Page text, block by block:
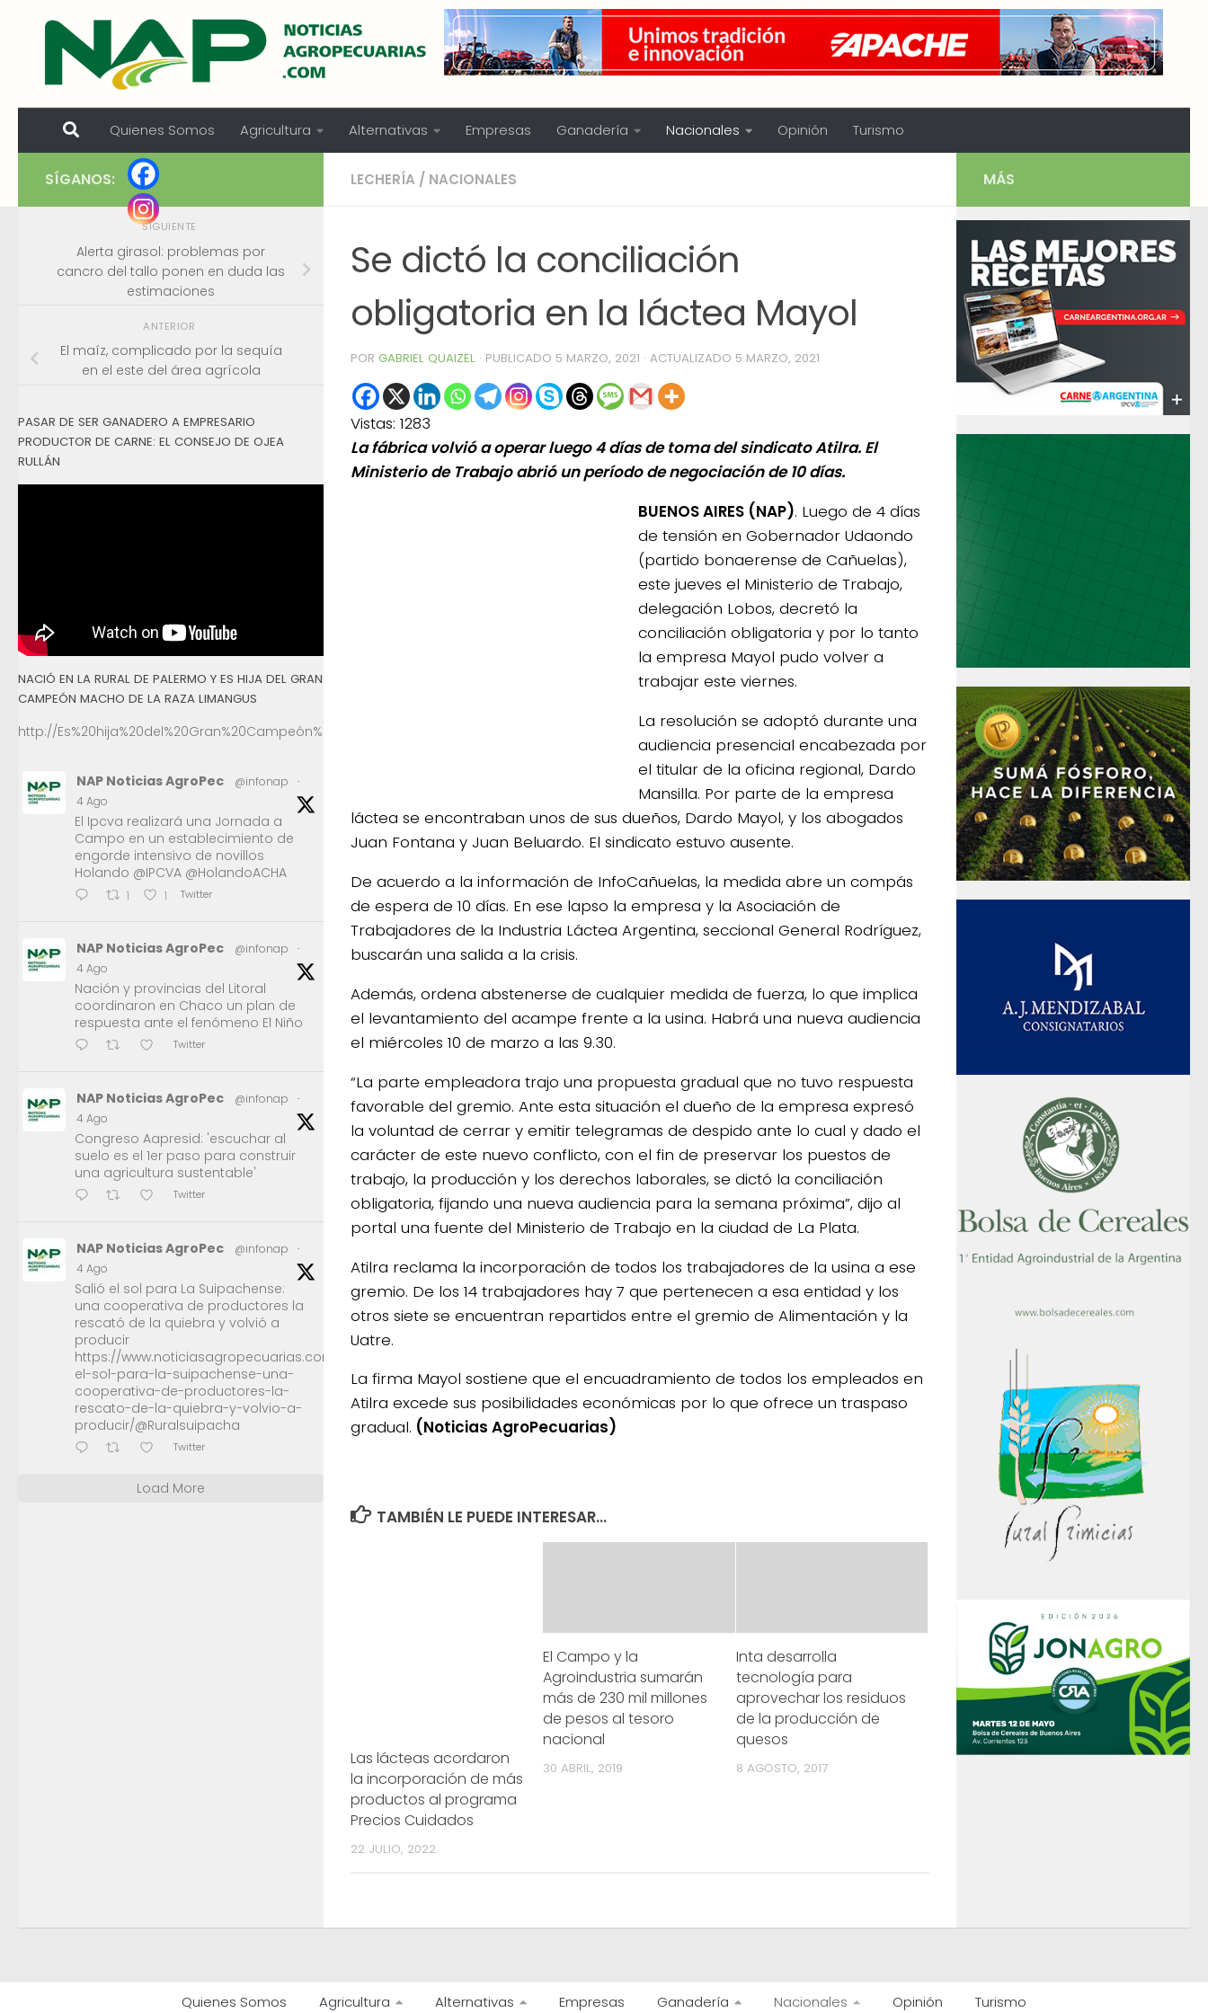
Skip to content
Quienes Somos Agricultura Alternativas Empresas Ganadería Nacionales Opinión Turismo
LECHERÍA / NACIONALES
Se dictó la conciliación
obligatoria en la láctea Mayol
POR GABRIEL QUAIZEL · PUBLICADO 5 MARZO, 2021 · ACTUALIZADO 5 MARZO, 2021
Vistas: 1283
La fábrica volvió a operar luego 4 días de toma del sindicato Atilra. El
Ministerio de Trabajo abrió un período de negociación de 10 días.
BUENOS AIRES (NAP). Luego de 4 días
de tensión en Gobernador Udaondo
(partido bonaerense de Cañuelas),
este jueves el Ministerio de Trabajo,
delegación Lobos, decretó la
conciliación obligatoria y por lo tanto
la empresa Mayol pudo volver a
trabajar este viernes.
La resolución se adoptó durante una
audiencia presencial encabezada por
el titular de la oficina regional, Dardo
Mansilla. Por parte de la empresa
láctea se encontraban unos de sus dueños, Dardo Mayol, y los abogados
Juan Fontana y Juan Beluardo. El sindicato estuvo ausente.
De acuerdo a la información de InfoCañuelas, la medida abre un compás
de espera de 10 días. En ese lapso la empresa y la Asociación de
Trabajadores de la Industria Láctea Argentina, seccional General Rodríguez,
buscarán una salida a la crisis.
Además, ordena abstenerse de cualquier medida de fuerza, lo que implica
el levantamiento del acampe frente a la usina. Habrá una nueva audiencia
el miércoles 10 de marzo a las 9.30.
“La parte empleadora trajo una propuesta gradual que no tuvo respuesta
favorable del gremio. Ante esta situación el dueño de la empresa expresó
la voluntad de cerrar y emitir telegramas de despido ante lo cual y dado el
carácter de este nuevo conflicto, con el fin de preservar los puestos de
trabajo, la producción y los derechos laborales, se dictó la conciliación
obligatoria, fijando una nueva audiencia para la semana próxima”, dijo al
portal una fuente del Ministerio de Trabajo en la ciudad de La Plata.
Atilra reclama la incorporación de todos los trabajadores de la usina a ese
gremio. De los 14 trabajadores hay 7 que pertenecen a esa entidad y los
otros siete se encuentran repartidos entre el gremio de Alimentación y la
Uatre.
La firma Mayol sostiene que el encuadramiento de todos los empleados en
Atilra excede sus posibilidades económicas por lo que ofrece un traspaso
gradual. (Noticias AgroPecuarias)
TAMBIÉN LE PUEDE INTERESAR...
Las lácteas acordaron
la incorporación de más
productos al programa
Precios Cuidados
22 JULIO, 2022
El Campo y la
Agroindustria sumarán
más de 230 mil millones
de pesos al tesoro
nacional
30 ABRIL, 2019
Inta desarrolla
tecnología para
aprovechar los residuos
de la producción de
quesos
8 AGOSTO, 2017
SÍGANOS:
SIGUIENTE
Alerta girasol: problemas por
cancro del tallo ponen en duda las
estimaciones
ANTERIOR
El maíz, complicado por la sequía
en el este del área agrícola
PASAR DE SER GANADERO A EMPRESARIO
PRODUCTOR DE CARNE: EL CONSEJO DE OJEA
RULLÁN
NACIÓ EN LA RURAL DE PALERMO Y ES HIJA DEL GRAN
CAMPEÓN MACHO DE LA RAZA LIMANGUS
http://Es%20hija%20del%20Gran%20Campeón%20Macho%20de%20la%20Raza%20Limangus,
NAP Noticias AgroPec @infonap
·
4 Ago
El Ipcva realizará una Jornada a
Campo en un establecimiento de
engorde intensivo de novillos
Holando @IPCVA @HolandoACHA
1 1 Twitter
NAP Noticias AgroPec @infonap
·
4 Ago
Nación y provincias del Litoral
coordinaron en Chaco un plan de
respuesta ante el fenómeno El Niño
Twitter
NAP Noticias AgroPec @infonap
·
4 Ago
Congreso Aapresid: 'escuchar al
suelo es el 1er paso para construir
una agricultura sustentable'
Twitter
NAP Noticias AgroPec @infonap
·
4 Ago
Salió el sol para La Suipachense:
una cooperativa de productores la
rescató de la quiebra y volvió a
producir
https://www.noticiasagropecuarias.com/2026/08/04/salio-
el-sol-para-la-suipachense-una-
cooperativa-de-productores-la-
rescato-de-la-quiebra-y-volvio-a-
producir/@Ruralsuipacha
Twitter
Load More
MÁS
Quienes Somos Agricultura Alternativas Empresas Ganadería Nacionales Opinión Turismo